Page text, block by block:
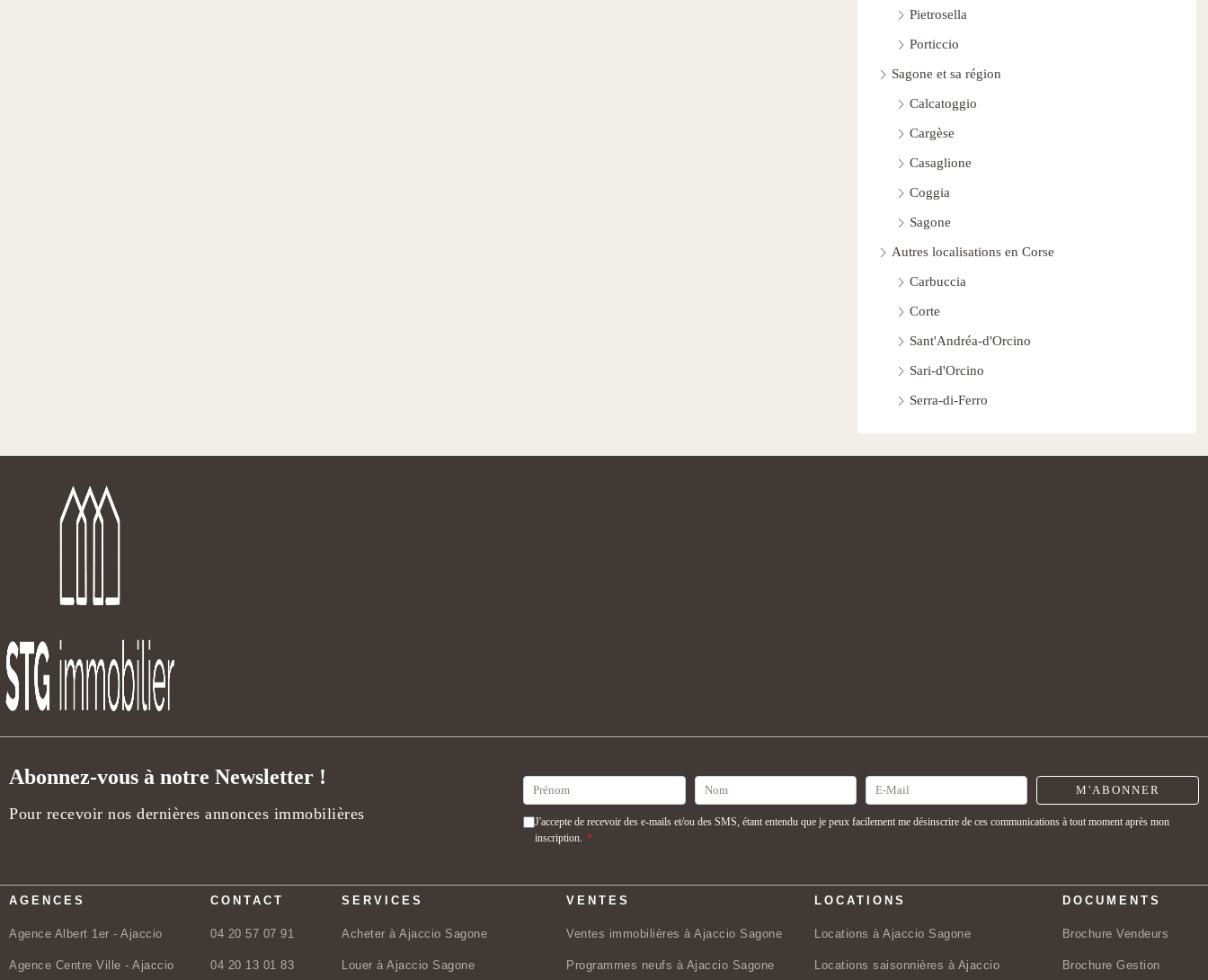
Pietrosella
Porticcio
Sagone et sa région
Calcatoggio
Cargèse
Casaglione
Coggia
Sagone
Autres localisations en Corse
Carbuccia
Corte
Sant'Andréa-d'Orcino
Sari-d'Orcino
Serra-di-Ferro
Abonnez-vous à notre Newsletter !
Pour recevoir nos dernières annonces immobilières
J'accepte de recevoir des e-mails et/ou des SMS, étant entendu que je peux facilement me désinscrire de ces communications à tout moment après mon
inscription. *
M'ABONNER
AGENCES
Agence Albert 1er - Ajaccio
Agence Centre Ville - Ajaccio
CONTACT
04 20 57 07 91
04 20 13 01 83
SERVICES
Acheter à Ajaccio Sagone
Louer à Ajaccio Sagone
VENTES
Ventes immobilières à Ajaccio Sagone
Programmes neufs à Ajaccio Sagone
LOCATIONS
Locations à Ajaccio Sagone
Locations saisonnières à Ajaccio
DOCUMENTS
Brochure Vendeurs
Brochure Gestion